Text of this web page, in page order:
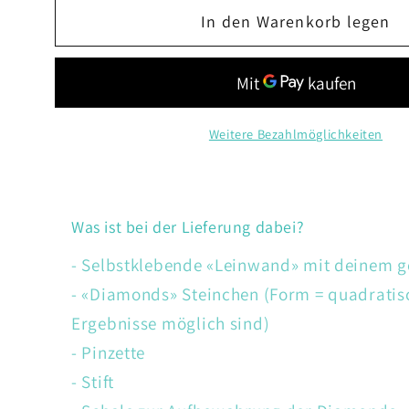
Eule
Eule
Weihnachtsmütze
In den Warenkorb legen
Weitere Bezahlmöglichkeiten
Was ist bei der Lieferung dabei?
- Selbstklebende «Leinwand» mit deinem
- «Diamonds» Steinchen (Form =
Ergebnisse möglich sind)
- Pinzette
- Stift